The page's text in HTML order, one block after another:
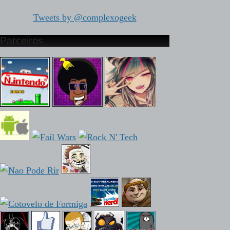
Tweets by @complexogeek
Parceiros